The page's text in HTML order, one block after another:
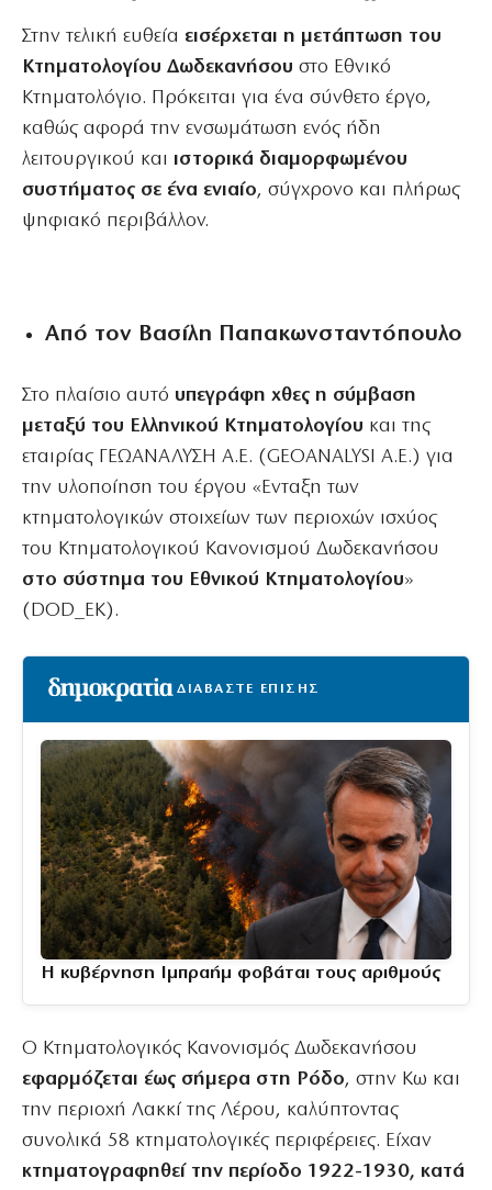
Στην τελική ευθεία εισέρχεται η μετάπτωση του
Κτηματολογίου Δωδεκανήσου στο Εθνικό
Κτηματολόγιο. Πρόκειται για ένα σύνθετο έργο,
καθώς αφορά την ενσωμάτωση ενός ήδη
λειτουργικού και ιστορικά διαμορφωμένου
συστήματος σε ένα ενιαίο, σύγχρονο και πλήρως
ψηφιακό περιβάλλον.
Από τον Βασίλη Παπακωνσταντόπουλο
Στο πλαίσιο αυτό υπεγράφη χθες η σύμβαση
μεταξύ του Ελληνικού Κτηματολογίου και της
εταιρίας ΓΕΩΑΝΑΛΥΣΗ Α.Ε. (GEOANALYSI A.E.) για
την υλοποίηση του έργου «Ενταξη των
κτηματολογικών στοιχείων των περιοχών ισχύος
του Κτηματολογικού Κανονισμού Δωδεκανήσου
στο σύστημα του Εθνικού Κτηματολογίου»
(DOD_EK).
ΔΙΑΒΑΣΤΕ ΕΠΙΣΗΣ
Η κυβέρνηση Ιμπραήμ φοβάται τους αριθμούς
Ο Κτηματολογικός Κανονισμός Δωδεκανήσου
εφαρμόζεται έως σήμερα στη Ρόδο, στην Κω και
την περιοχή Λακκί της Λέρου, καλύπτοντας
συνολικά 58 κτηματολογικές περιφέρειες. Είχαν
κτηματογραφηθεί την περίοδο 1922-1930, κατά